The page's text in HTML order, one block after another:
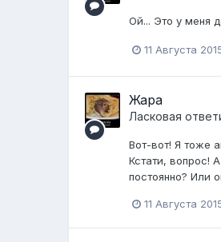
Ой... Это у меня
11 Августа
Жара
Ласковая
Вот-вот! Я тоже
Кстати, вопрос!
постоянно? Или
11 Августа